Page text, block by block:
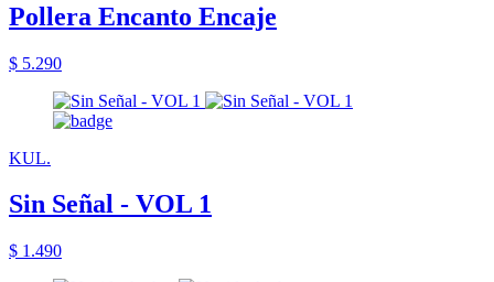
Pollera Encanto Encaje
$ 5.290
KUL.
Sin Señal - VOL 1
$ 1.490